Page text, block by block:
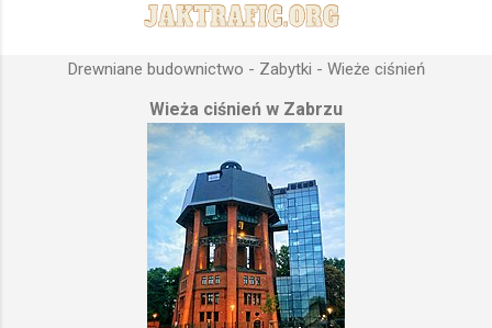
Drewniane budownictwo - Zabytki - Wieże ciśnień
Wieża ciśnień w Zabrzu